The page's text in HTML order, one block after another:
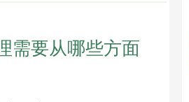
需要从哪些方面